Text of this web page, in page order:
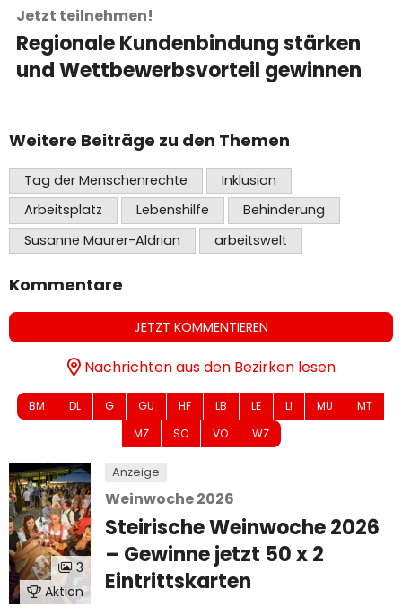
Jetzt teilnehmen!
Regionale Kundenbindung stärken
und Wettbewerbsvorteil gewinnen
Weitere Beiträge zu den Themen
Tag der Menschenrechte
Inklusion
Arbeitsplatz
Lebenshilfe
Behinderung
Susanne Maurer-Aldrian
arbeitswelt
Kommentare
JETZT KOMMENTIEREN
Nachrichten aus den Bezirken lesen
BM DL G GU HF LB LE LI MU
MT
MZ
SO VO WZ
Anzeige
Aktion
3
Weinwoche 2026
Steirische Weinwoche 2026
– Gewinne jetzt 50 x 2
Eintrittskarten